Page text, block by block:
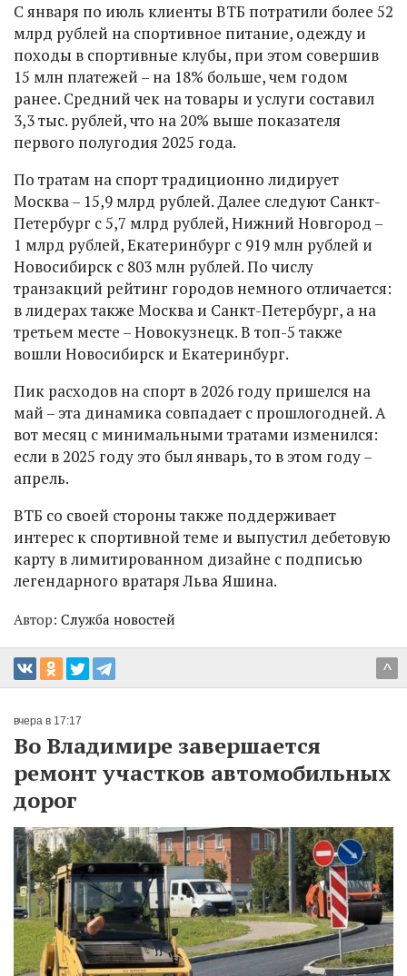
С января по июль клиенты ВТБ потратили более 52
млрд рублей на спортивное питание, одежду и
походы в спортивные клубы, при этом совершив
15 млн платежей – на 18% больше, чем годом
ранее. Средний чек на товары и услуги составил
3,3 тыс. рублей, что на 20% выше показателя
первого полугодия 2025 года.
По тратам на спорт традиционно лидирует
Москва – 15,9 млрд рублей. Далее следуют Санкт-
Петербург с 5,7 млрд рублей, Нижний Новгород –
1 млрд рублей, Екатеринбург с 919 млн рублей и
Новосибирск с 803 млн рублей. По числу
транзакций рейтинг городов немного отличается:
в лидерах также Москва и Санкт-Петербург, а на
третьем месте – Новокузнецк. В топ-5 также
вошли Новосибирск и Екатеринбург.
Пик расходов на спорт в 2026 году пришелся на
май – эта динамика совпадает с прошлогодней. А
вот месяц с минимальными тратами изменился:
если в 2025 году это был январь, то в этом году –
апрель.
ВТБ со своей стороны также поддерживает
интерес к спортивной теме и выпустил дебетовую
карту в лимитированном дизайне с подписью
легендарного вратаря Льва Яшина.
Автор: Служба новостей
^
вчера в 17:17
Во Владимире завершается
ремонт участков автомобильных
дорог